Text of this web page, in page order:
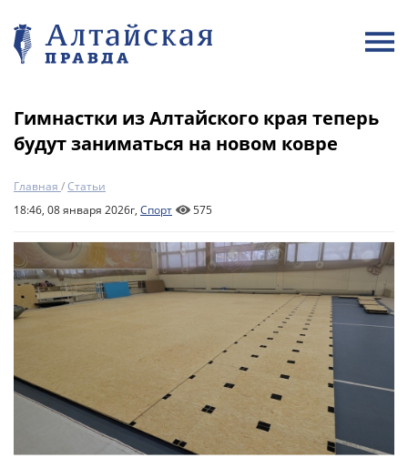
Гимнастки из Алтайского края теперь
будут заниматься на новом ковре
Главная /Статьи
18:46, 08 января 2026г, Спорт 575